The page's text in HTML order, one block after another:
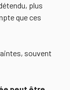
plus
que ces
souvent